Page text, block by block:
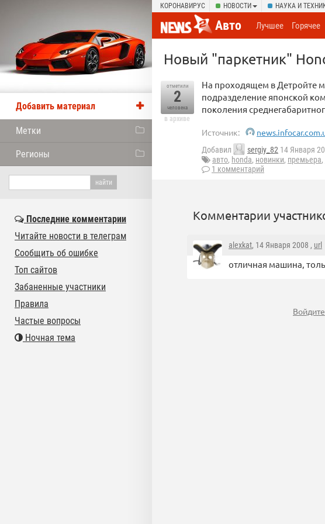
КОРОНАВИРУС НОВОСТИ НАУКА И
Авто Лучшее Горячее
Новый "паркетник"
отметили
2
человека
в архиве
На проходящем в Детройте
подразделение японской
поколения
Источник:
Добавил sergiy_82 14 Января
авто, honda, новинки, премьера,
1 комментарий
Комментарии
alexkat, 14 Января 2008 , url
отличная машина,
Войдите
Добавить материал
Метки
Регионы
Последние комментарии
Читайте новости в телеграм
Сообщить об ошибке
Топ сайтов
Забаненные участники
Правила
Частые вопросы
Ночная тема